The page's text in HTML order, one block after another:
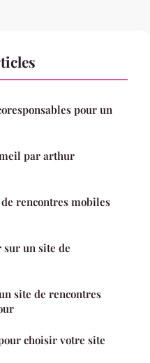
pour un
par arthur
rencontres mobiles
sur un site de
site de rencontres
choisir votre site